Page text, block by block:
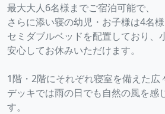
最大大人6名様までご宿泊可能で、
さらに添い寝の幼児・お子様は4名
セミダブルベッドを配置しており、
安心してお休みいただけます。
1階・2階にそれぞれ寝室を備えた広
デッキでは雨の日でも自然の風を感
す。